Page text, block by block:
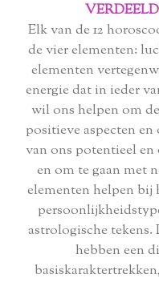
Elk van de 12
de vier elementen:
elementen
energie dat in ieder
wil ons helpen om
positieve aspecten
van ons potentieel en
en om te gaan met
elementen helpen bij
astrologische
hebben een